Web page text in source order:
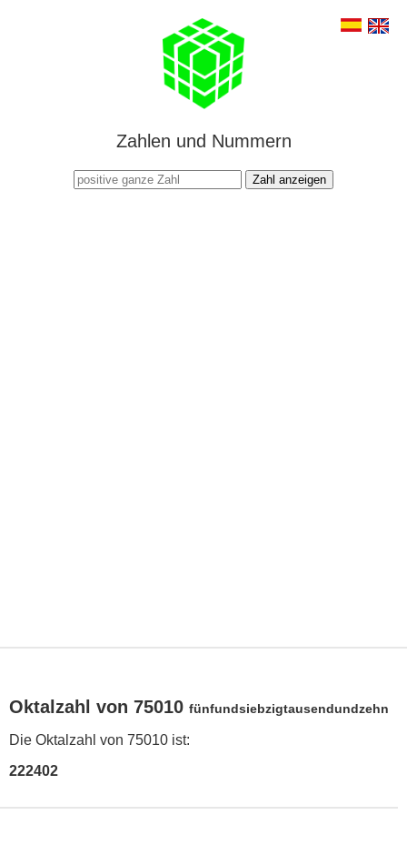
Zahlen und Nummern
Zahl anzeigen
Oktalzahl von 75010 fünfundsiebzigtausendundzehn
Die Oktalzahl von 75010 ist:
222402